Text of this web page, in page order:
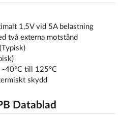
1,5V vid 5A belastning
två externa motstånd
-40°C till 125°C
skydd
Datablad